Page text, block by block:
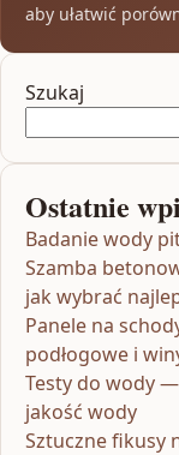
aby ułatwić
Szukaj
Ostatnie
Badanie wody
Szamba
jak wybrać
Panele na
podłogowe i
Testy do wody
jakość wody
Sztuczne fikusy